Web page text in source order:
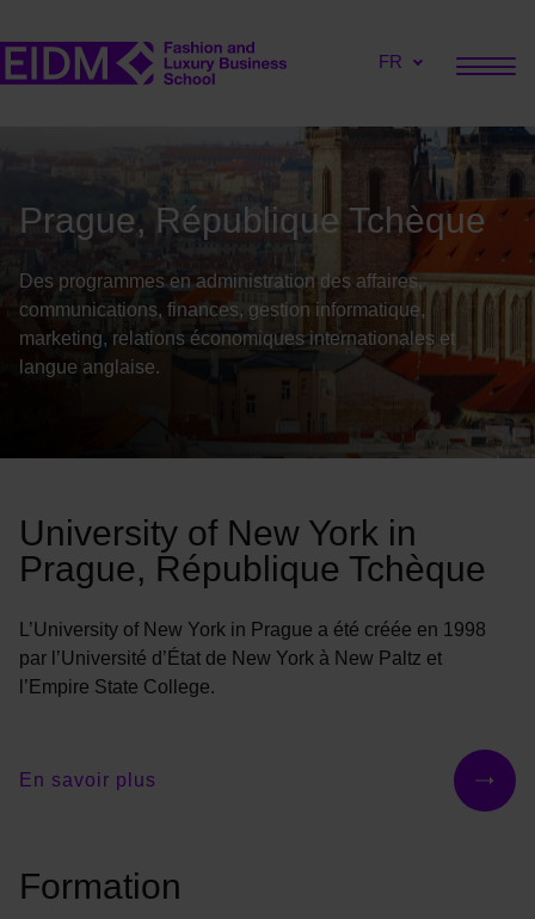
FR
Prague, République Tchèque
Des programmes en administration des affaires,
communications, finances, gestion informatique,
marketing, relations économiques internationales et
langue anglaise.
University of New York in
Prague, République Tchèque
L’University of New York in Prague a été créée en 1998
par l’Université d’État de New York à New Paltz et
l’Empire State College.
En savoir plus
Formation